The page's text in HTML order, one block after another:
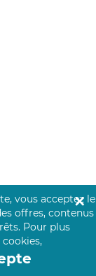
vous acceptez le
offres, contenus
Pour plus
✕